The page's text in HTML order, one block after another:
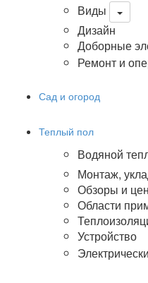
Виды
Дизайн
Доборные
Ремонт и
Сад и огород
Теплый пол
Водяной
Монтаж,
Обзоры и
Области
Устройство